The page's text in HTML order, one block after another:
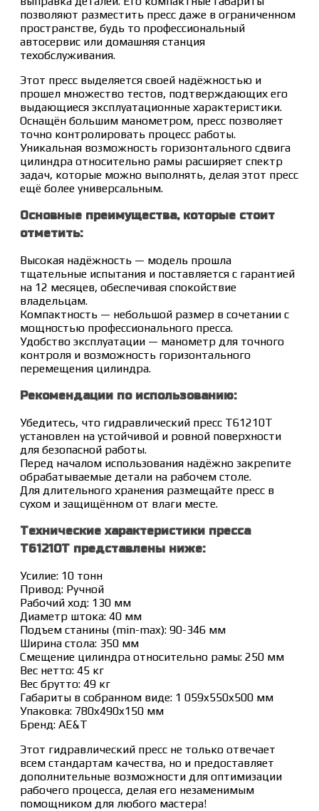
позволяют разместить пресс даже в ограниченном
пространстве, будь то профессиональный
автосервис или домашняя станция
техобслуживания.
Этот пресс выделяется своей надёжностью и
прошел множество тестов, подтверждающих его
выдающиеся эксплуатационные характеристики.
Оснащён большим манометром, пресс позволяет
точно контролировать процесс работы.
Уникальная возможность горизонтального сдвига
цилиндра относительно рамы расширяет спектр
задач, которые можно выполнять, делая этот пресс
ещё более универсальным.
Основные преимущества, которые стоит
отметить:
Высокая надёжность — модель прошла
тщательные испытания и поставляется с гарантией
на 12 месяцев, обеспечивая спокойствие
владельцам.
Компактность — небольшой размер в сочетании с
мощностью профессионального пресса.
Удобство эксплуатации — манометр для точного
контроля и возможность горизонтального
перемещения цилиндра.
Рекомендации по использованию:
Убедитесь, что гидравлический пресс T61210T
установлен на устойчивой и ровной поверхности
для безопасной работы.
Перед началом использования надёжно закрепите
обрабатываемые детали на рабочем столе.
Для длительного хранения размещайте пресс в
сухом и защищённом от влаги месте.
Технические характеристики пресса
T61210T представлены ниже:
Усилие: 10 тонн
Привод: Ручной
Рабочий ход: 130 мм
Диаметр штока: 40 мм
Подъем станины (min-max): 90-346 мм
Ширина стола: 350 мм
Смещение цилиндра относительно рамы: 250 мм
Вес нетто: 45 кг
Вес брутто: 49 кг
Габариты в собранном виде: 1 059x550x500 мм
Упаковка: 780x490x150 мм
Бренд: AE&T
Этот гидравлический пресс не только отвечает
всем стандартам качества, но и предоставляет
дополнительные возможности для оптимизации
рабочего процесса, делая его незаменимым
помощником для любого мастера!